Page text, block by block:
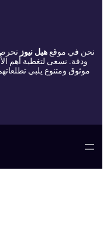
نحن في موقعهيل نيوز نحرص
ودقة. نسعى لتغطية أهم
موثوق ومتنوع يلبي